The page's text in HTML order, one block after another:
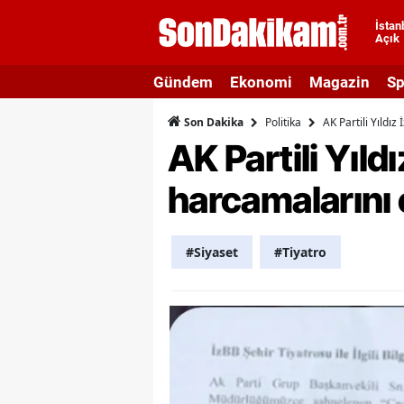
Açık
Gündem Ekonomi Magazin
Son Dakika Politika AK Partili
AK Partili
#Siyaset #Tiyatro